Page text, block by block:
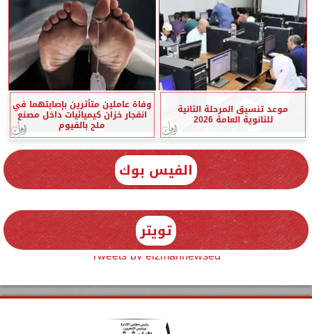
موعد تنسيق المرحلة الثانية
للثانوية العامة 2026
وفاة عاملين متأثرين بإصابتهما في
انفجار خزان كيميائيات داخل مصنع
ملح بالفيوم
الفيس بوك
تويتر
Tweets by elzmannewseg